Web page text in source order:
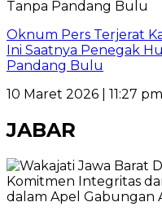
Oknum Pers Terjerat
Ini Saatnya Penegak
Pandang Bulu
10 Maret 2026 | 11:27
JABAR